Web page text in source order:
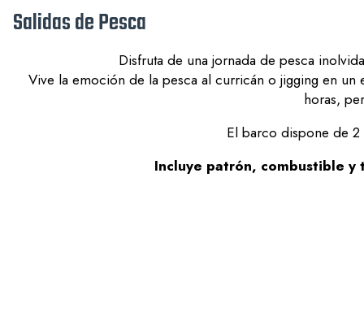
Salidas de Pesca
Disfruta de una jornada de pesca
Vive la emoción de la pesca al curricán o jigging en
horas,
El barco dispone de 2
Incluye patrón, combustible y